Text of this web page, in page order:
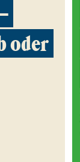
oder